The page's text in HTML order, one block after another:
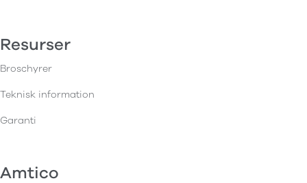
Resurser
Broschyrer
Teknisk information
Garanti
Amtico